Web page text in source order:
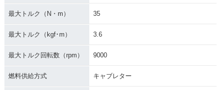
最大トルク（N・m） 35
最大トルク（kgf･m） 3.6
最大トルク回転数（rpm） 9000
燃料供給方式 キャブレター